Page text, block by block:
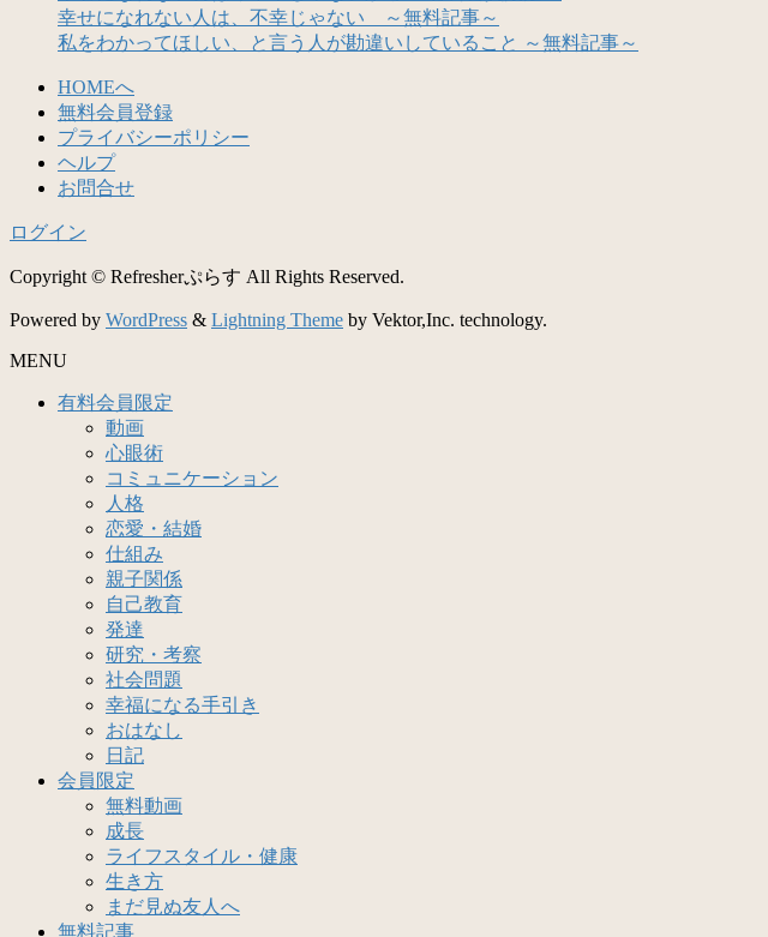
幸せになれない人は、不幸じゃない ～無料記事～
私をわかってほしい、と言う人が勘違いしていること ～無料記事～
HOMEへ
無料会員登録
プライバシーポリシー
ヘルプ
お問合せ
ログイン
Copyright © Refresherぷらす All Rights Reserved.
Powered by WordPress & Lightning Theme by Vektor,Inc. technology.
MENU
有料会員限定
動画
心眼術
コミュニケーション
人格
恋愛・結婚
仕組み
親子関係
自己教育
発達
研究・考察
社会問題
幸福になる手引き
おはなし
日記
会員限定
無料動画
成長
ライフスタイル・健康
生き方
まだ見ぬ友人へ
無料記事